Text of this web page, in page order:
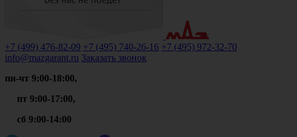
+7 (499) 476-82-09 +7 (495) 740-26-16 +7 (495) 972-32-70
info@mazgarant.ru Заказать звонок
пн-чт 9:00-18:00,
пт 9:00-17:00,
сб 9:00-14:00